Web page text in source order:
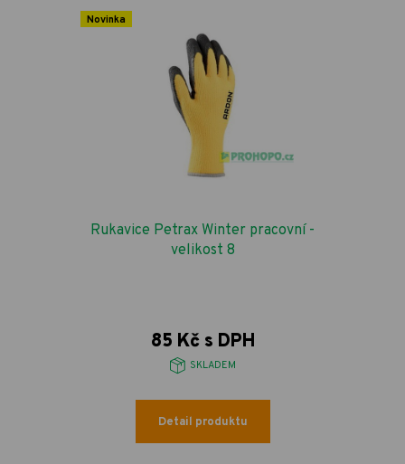
Novinka
Rukavice Petrax Winter pracovní -
velikost 8
85 Kč s DPH
SKLADEM
Detail produktu